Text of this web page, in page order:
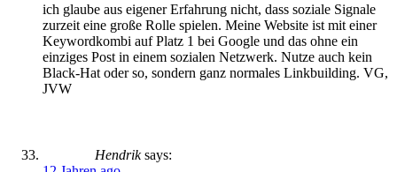
ich glaube aus eigener Erfahrung nicht, dass soziale Signale
zurzeit eine große Rolle spielen. Meine Website ist mit einer
Keywordkombi auf Platz 1 bei Google und das ohne ein
einziges Post in einem sozialen Netzwerk. Nutze auch kein
Black-Hat oder so, sondern ganz normales Linkbuilding. VG,
JVW
Hendrik says: